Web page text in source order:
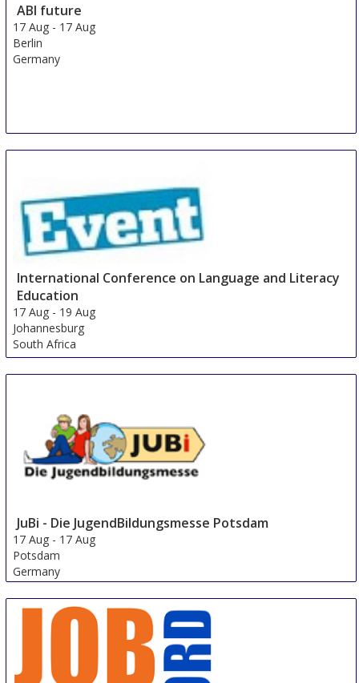
ABI future
17 Aug - 17 Aug
Berlin
Germany
International Conference on Language and Literacy
Education
17 Aug - 19 Aug
Johannesburg
South Africa
JuBi - Die JugendBildungsmesse Potsdam
17 Aug - 17 Aug
Potsdam
Germany